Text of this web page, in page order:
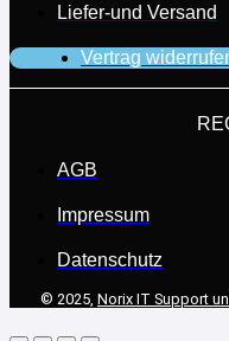
Liefer-und Versand
Vertrag
AGB
Impressum
Datenschutz
© 2025, Norix IT Support